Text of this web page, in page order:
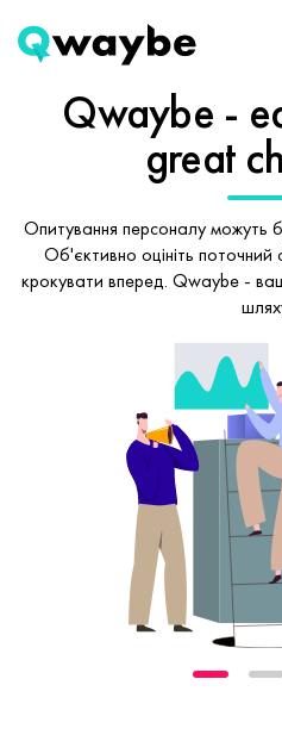
Qwaybe -
great
Опитування персоналу можуть
Об'єктивно оцініть
крокувати вперед. Qwaybe -